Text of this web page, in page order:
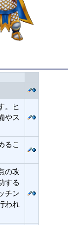
。ヒ
やス
るこ
の攻
する
チン
われ